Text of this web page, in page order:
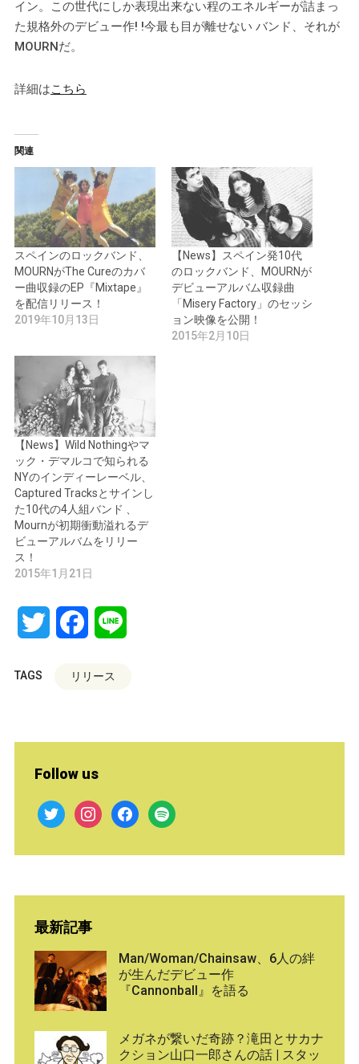
イン。この世代にしか表現出来ない程のエネルギーが詰まっ
た規格外のデビュー作! !今最も目が離せない バンド、それが
MOURNだ。
詳細はこちら
関連
スペインのロックバンド、
MOURNがThe Cureのカバ
ー曲収録のEP『Mixtape』
を配信リリース！
2019年10月13日
【News】スペイン発10代
のロックバンド、MOURNが
デビューアルバム収録曲
「Misery Factory」のセッシ
ョン映像を公開！
2015年2月10日
【News】Wild Nothingやマ
ック・デマルコで知られる
NYのインディーレーベル、
Captured Tracksとサインし
た10代の4人組バンド 、
Mournが初期衝動溢れるデ
ビューアルバムをリリー
ス！
2015年1月21日
Twitter Facebook
TAGS リリース
Follow us
twitter instagramfacebook
spotify
最新記事
Man/Woman/Chainsaw、6人の絆
が生んだデビュー作
『Cannonball』を語る
メガネが繋いだ奇跡？滝田とサカナ
クション山口一郎さんの話 | スタッ